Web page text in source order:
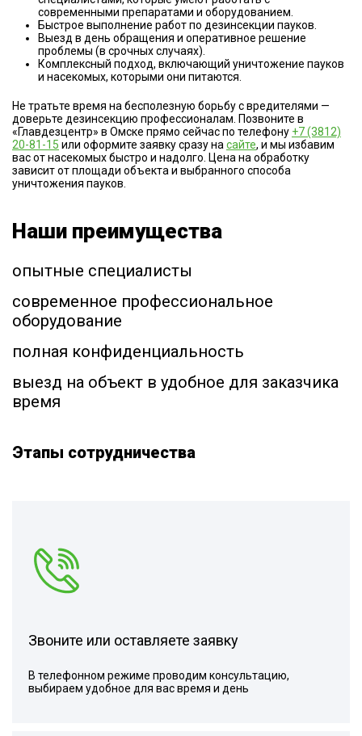
современными препаратами и оборудованием.
Быстрое выполнение работ по дезинсекции пауков.
Выезд в день обращения и оперативное решение
проблемы (в срочных случаях).
Комплексный подход, включающий уничтожение пауков
и насекомых, которыми они питаются.
Не тратьте время на бесполезную борьбу с вредителями —
доверьте дезинсекцию профессионалам. Позвоните в
«Главдезцентр» в Омске прямо сейчас по телефону +7 (3812)
20-81-15 или оформите заявку сразу на сайте, и мы избавим
вас от насекомых быстро и надолго. Цена на обработку
зависит от площади объекта и выбранного способа
уничтожения пауков.
Наши преимущества
опытные специалисты
современное профессиональное
оборудование
полная конфиденциальность
выезд на объект в удобное для заказчика
время
Этапы сотрудничества
Звоните или оставляете заявку
В телефонном режиме проводим консультацию,
выбираем удобное для вас время и день